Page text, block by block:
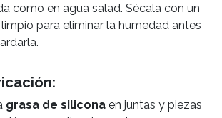
como en agua salad. Sécala con un
para eliminar la humedad antes
grasa de silicona en juntas y piezas